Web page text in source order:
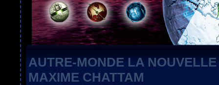
AUTRE-MONDE LA
MAXIME CHATTAM